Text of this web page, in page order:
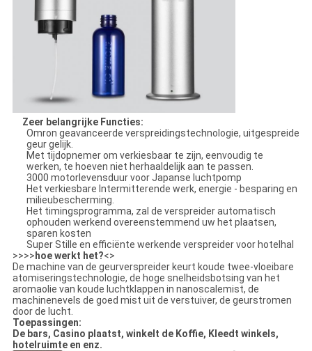
Zeer belangrijke Functies:
Omron geavanceerde verspreidingstechnologie, uitgespreide
geur gelijk.
Met tijdopnemer om verkiesbaar te zijn, eenvoudig te
werken, te hoeven niet herhaaldelijk aan te passen.
3000 motorlevensduur voor Japanse luchtpomp
Het verkiesbare Intermitterende werk, energie - besparing en
milieubescherming.
Het timingsprogramma, zal de verspreider automatisch
ophouden werkend overeenstemmend uw het plaatsen,
sparen kosten
Super Stille en efficiënte werkende verspreider voor hotelhal
>>>>hoe werkt het?<>
De machine van de geurverspreider keurt koude twee-vloeibare
atomiseringstechnologie, de hoge snelheidsbotsing van het
aromaolie van koude luchtklappen in nanoscalemist, de
machinenevels de goed mist uit de verstuiver, de geurstromen
door de lucht.
Toepassingen:
De bars, Casino plaatst, winkelt de Koffie, Kleedt winkels,
hotelruimte en enz.